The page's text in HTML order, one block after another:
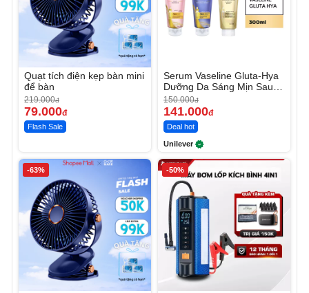
Quạt tích điện kẹp bàn mini
để bàn
219.000đ
79.000đ
Flash Sale
Serum Vaseline Gluta-Hya
Dưỡng Da Sáng Mịn Sau 7
Ngày
150.000đ
141.000đ
Deal hot
Unilever
-63% -50%